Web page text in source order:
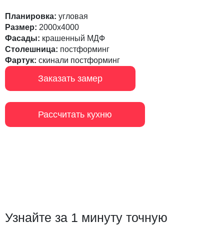
Планировка: угловая
Размер: 2000х4000
Фасады: крашенный МДФ
Столешница: постформинг
Фартук: скинали постформинг
Заказать замер
Рассчитать кухню
Узнайте за 1 минуту точную